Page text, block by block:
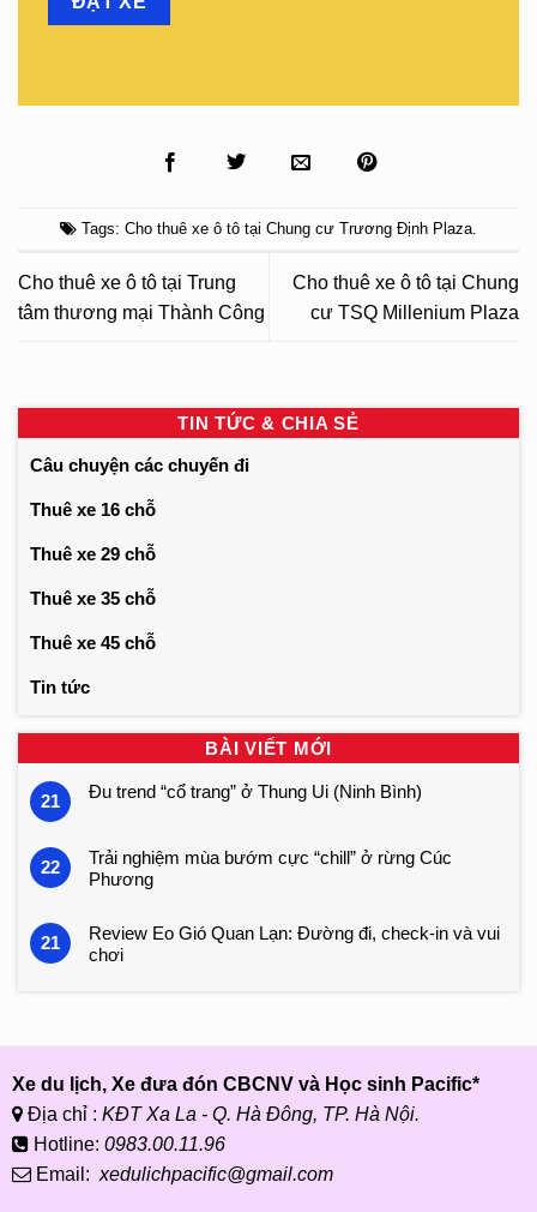
Tags: Cho thuê xe ô tô tại Chung cư Trương Định Plaza
Cho thuê xe ô tô tại Trung
tâm thương mại Thành Công
Cho thuê xe ô tô tại Chung
cư TSQ Millenium Plaza
TIN TỨC & CHIA SẺ
Câu chuyện các chuyến đi
Thuê xe 16 chỗ
Thuê xe 29 chỗ
Thuê xe 35 chỗ
Thuê xe 45 chỗ
Tin tức
BÀI VIẾT MỚI
21 Đu trend “cổ trang” ở Thung Ui (Ninh Bình)
22
Trải nghiệm mùa bướm cực “chill” ở rừng Cúc
Phương
21
Review Eo Gió Quan Lạn: Đường đi, check-in và vui
chơi
Xe du lịch, Xe đưa đón CBCNV và Học sinh Pacific*
Địa chỉ : KĐT Xa La - Q. Hà Đông, TP. Hà Nội.
Hotline: 0983.00.11.96
Email: xedulichpacific@gmail.com